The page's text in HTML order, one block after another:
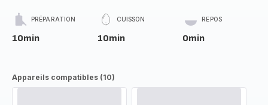
PRÉPARATION
10min
CUISSON
10min
REPOS
0min
Appareils compatibles (10)